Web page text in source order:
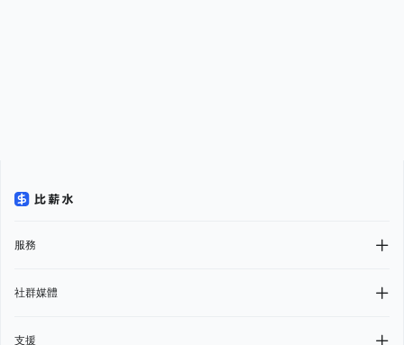
服務
社群媒體
支援